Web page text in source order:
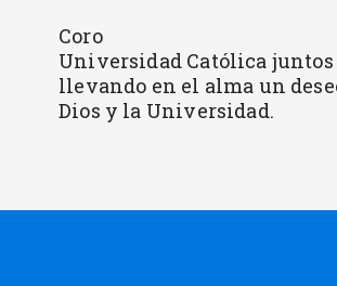
Coro
Universidad Católica
llevando en el alma un
Dios y la Universidad.